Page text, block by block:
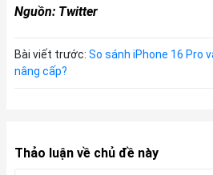
Nguồn: Twitter
Bài viết trước: So sánh iPhone 16 Pro
nâng cấp?
Thảo luận về chủ đề này